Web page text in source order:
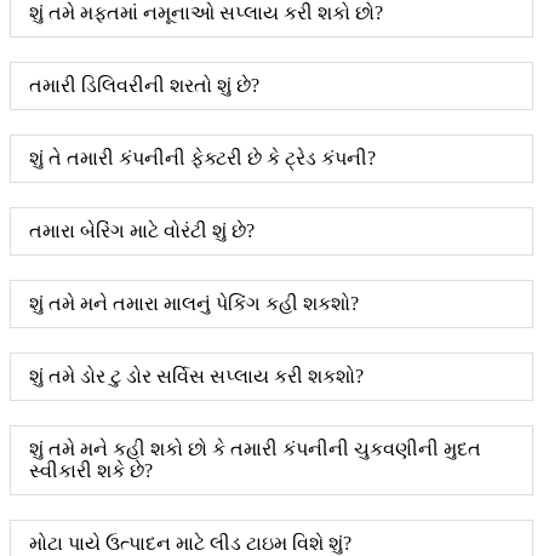
શું તમે મફતમાં નમૂનાઓ સપ્લાય કરી શકો છો?
તમારી ડિલિવરીની શરતો શું છે?
શું તે તમારી કંપનીની ફેક્ટરી છે કે ટ્રેડ કંપની?
તમારા બેરિંગ માટે વોરંટી શું છે?
શું તમે મને તમારા માલનું પેકિંગ કહી શકશો?
શું તમે ડોર ટુ ડોર સર્વિસ સપ્લાય કરી શકશો?
શું તમે મને કહી શકો છો કે તમારી કંપનીની ચુકવણીની મુદત
સ્વીકારી શકે છે?
મોટા પાયે ઉત્પાદન માટે લીડ ટાઇમ વિશે શું?